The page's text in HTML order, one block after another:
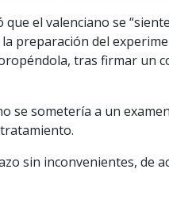
el valenciano se
preparación del
tras firmar un
se sometería a un
sin inconvenientes, de